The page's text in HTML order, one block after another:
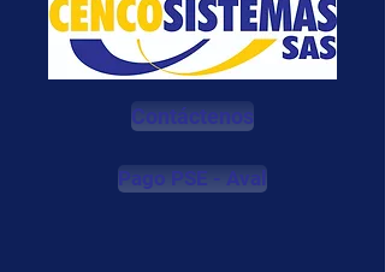
Contáctenos
Pago PSE - Aval